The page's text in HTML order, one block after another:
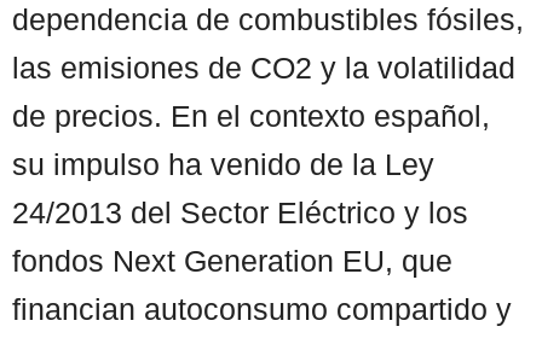
dependencia de combustibles fósiles,
las emisiones de CO2 y la volatilidad
de precios. En el contexto español,
su impulso ha venido de la Ley
24/2013 del Sector Eléctrico y los
fondos Next Generation EU, que
financian autoconsumo compartido y